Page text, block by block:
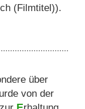
(Filmtitel)).
über
von der